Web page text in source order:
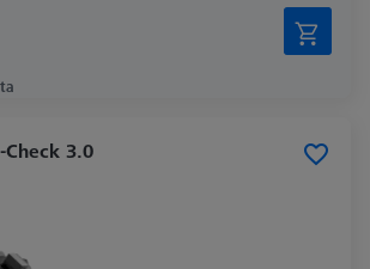
3.0